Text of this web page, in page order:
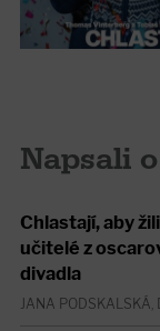
Napsali
Chlastají, aby
učitelé z
divadla
JANA PODSKALSKÁ,